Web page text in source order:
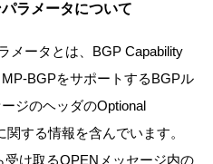
ラメータについて
メータとは、BGP Capability
BGPをサポートするBGPル
ジのヘッダのOptional
する情報を含んでいます。
け取るOPENメッセージ内の